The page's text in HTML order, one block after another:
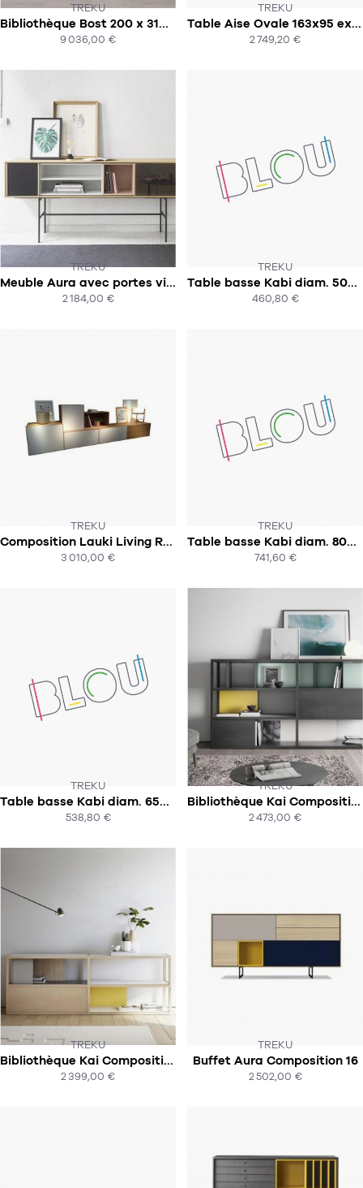
TREKU
Bibliothèque Bost 200 x 310 x 43
9 036,00 €
SOUS 8-10 SEMAINES
ACHAT EXPRESS
TREKU
Table Aise Ovale 163x95 extensible
2 749,20 €
SUR COMMANDE
ACHAT EXPRESS
TREKU
Meuble Aura avec portes vitrées
2 184,00 €
SOUS 8 SEMAINES
ACHAT EXPRESS
TREKU
Table basse Kabi diam. 50cm
460,80 €
SUR COMMANDE
ACHAT EXPRESS
TREKU
Composition Lauki Living Room n°1
3 010,00 €
SOUS 6-8 SEMAINES
ACHAT EXPRESS
TREKU
Table basse Kabi diam. 80cm
741,60 €
SOUS 7-8 SEMAINES
ACHAT EXPRESS
TREKU
Table basse Kabi diam. 65cm
538,80 €
SOUS 6-9 SEMAINES!
ACHAT EXPRESS
TREKU
Bibliothèque Kai Composition 1
2 473,00 €
SOUS 8- 9 SEMAINES
ACHAT EXPRESS
TREKU
Bibliothèque Kai Composition 2
2 399,00 €
SOUS 8- 9 SEMAINES
ACHAT EXPRESS
TREKU
Buffet Aura Composition 16
2 502,00 €
SOUS 6-8 SEMAINES
ACHAT EXPRESS